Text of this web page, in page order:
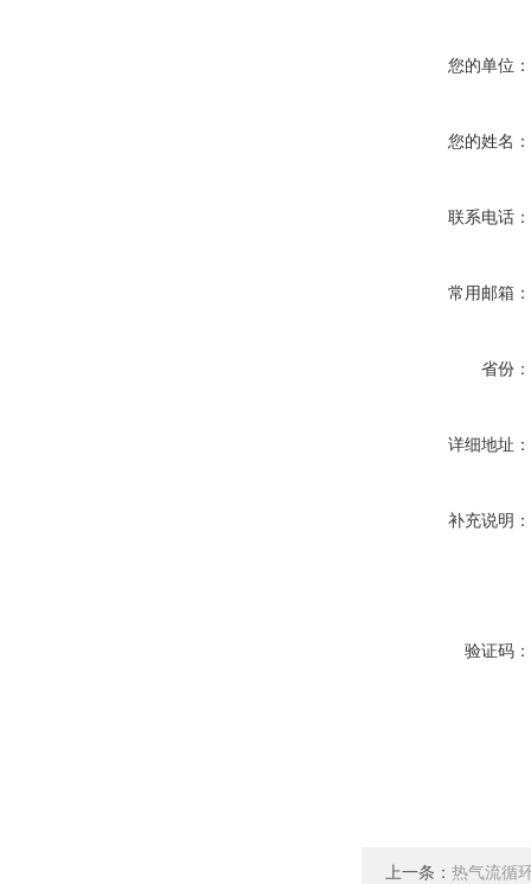
您的单位：
您的姓名：
联系电话：
常用邮箱：
省份：
详细地址：
补充说明：
验证码：
上一条： 热气流循